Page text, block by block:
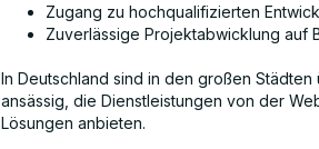
Zugang zu hochqualifizierten
Zuverlässige Projektabwicklung auf
In Deutschland sind in den großen
ansässig, die Dienstleistungen von der
Lösungen anbieten.